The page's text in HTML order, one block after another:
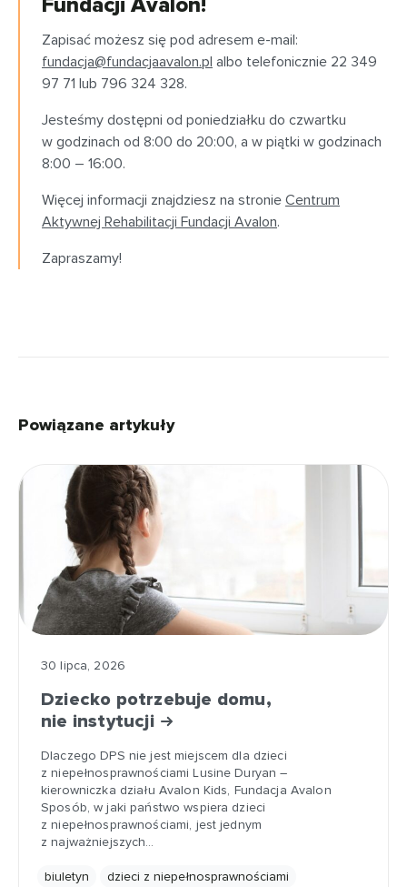
Zapisać możesz się pod adresem e-mail:
fundacja@fundacjaavalon.pl albo telefonicznie 22 349
97 71 lub 796 324 328.
Jesteśmy dostępni od poniedziałku do czwartku
w godzinach od 8:00 do 20:00, a w piątki w godzinach
8:00 – 16:00.
Więcej informacji znajdziesz na stronie Centrum
Aktywnej Rehabilitacji Fundacji Avalon.
Zapraszamy!
Powiązane artykuły
30 lipca, 2026
Dziecko potrzebuje domu,
nie instytucji
Dlaczego DPS nie jest miejscem dla dzieci
z niepełnosprawnościami Lusine Duryan –
kierowniczka działu Avalon Kids, Fundacja Avalon
Sposób, w jaki państwo wspiera dzieci
z niepełnosprawnościami, jest jednym
z najważniejszych…
biuletyn dzieci z niepełnosprawnościami